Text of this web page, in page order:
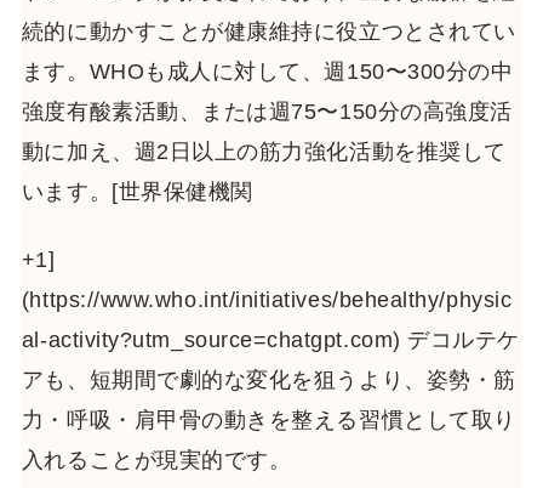
続的に動かすことが健康維持に役立つとされてい
ます。WHOも成人に対して、週150〜300分の中
強度有酸素活動、または週75〜150分の高強度活
動に加え、週2日以上の筋力強化活動を推奨して
います。[世界保健機関
+1]
(https://www.who.int/initiatives/behealthy/physic
al-activity?utm_source=chatgpt.com) デコルテケ
アも、短期間で劇的な変化を狙うより、姿勢・筋
力・呼吸・肩甲骨の動きを整える習慣として取り
入れることが現実的です。